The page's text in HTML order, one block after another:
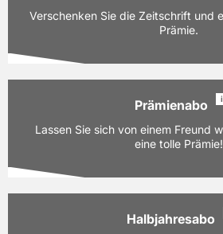
Verschenken Sie die Zeitschrift und
Prämie.
Ausgaben:
52 Hefte für je z.Zt.
12 Monate
PAYBACK:
166,40 EUR
inkl. gesetzl. MwSt. & Versand
Prämienabo i
Lassen Sie sich von einem Freund
eine tolle Prämie!
Halbjahresabo